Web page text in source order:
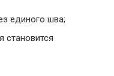
единого шва;
становится